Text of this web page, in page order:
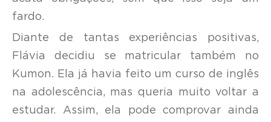
fardo.
Diante de tantas experiências positivas,
Flávia decidiu se matricular também no
Kumon. Ela já havia feito um curso de inglês
na adolescência, mas queria muito voltar a
estudar. Assim, ela pode comprovar ainda